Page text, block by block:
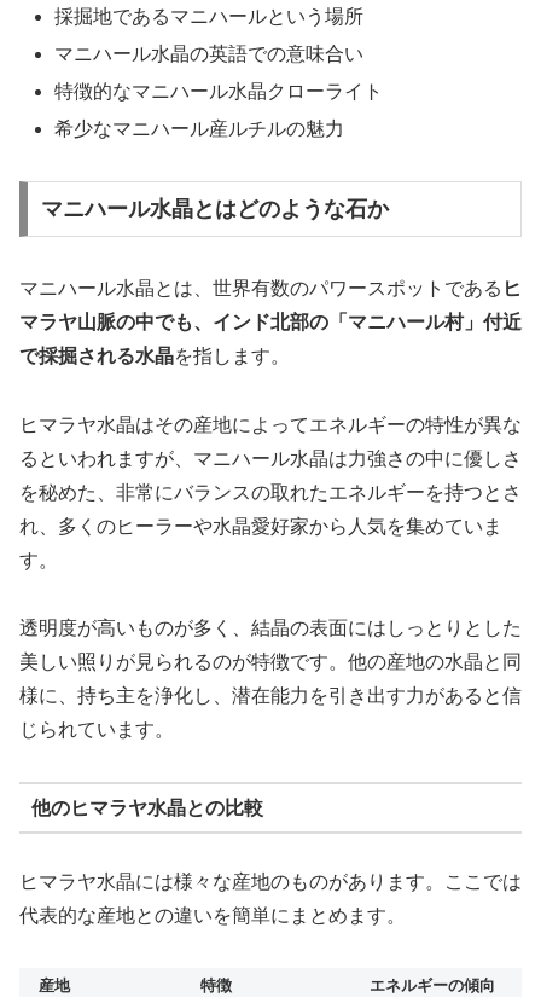
採掘地であるマニハールという場所
マニハール水晶の英語での意味合い
特徴的なマニハール水晶クローライト
希少なマニハール産ルチルの魅力
マニハール水晶とはどのような石か
マニハール水晶とは、世界有数のパワースポットである ヒ
マラヤ山脈の中でも、インド北部の「マニハール村」付近
で採掘される水晶を指します。
ヒマラヤ水晶はその産地によってエネルギーの特性が異な
るといわれますが、マニハール水晶は力強さの中に優しさ
を秘めた、非常にバランスの取れたエネルギーを持つとさ
れ、多くのヒーラーや水晶愛好家から人気を集めていま
す。
透明度が高いものが多く、結晶の表面にはしっとりとした
美しい照りが見られるのが特徴です。他の産地の水晶と同
様に、持ち主を浄化し、潜在能力を引き出す力があると信
じられています。
他のヒマラヤ水晶との比較
ヒマラヤ水晶には様々な産地のものがあります。ここでは
代表的な産地との違いを簡単にまとめます。
産地 特徴 エネルギーの傾向